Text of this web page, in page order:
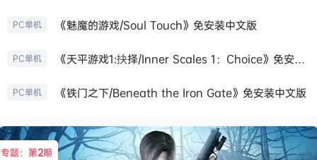
PC单机 《魅魔的游戏/Soul Touch》免安装中文版
PC单机 《天平游戏1:抉择/Inner Scales 1：Choice》免安装中文版
PC单机 《铁门之下/Beneath the Iron Gate》免安装中文版
专题：第2期